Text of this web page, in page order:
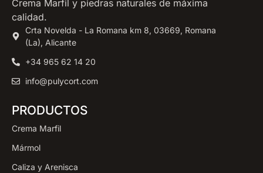
Crema Marfil y piedras naturales de máxima
calidad.
Crta Novelda - La Romana km 8, 03669, Romana
(La), Alicante
+34 965 62 14 20
info@pulycort.com
PRODUCTOS
Crema Marfil
Mármol
Caliza y Arenisca